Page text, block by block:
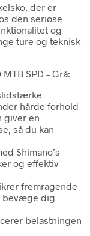
der er
den seriøse
og
ture og teknisk
SPD – Grå:
hårde forhold
giver en
så du kan
Shimano’s
og effektiv
fremragende
bevæge dig
belastningen